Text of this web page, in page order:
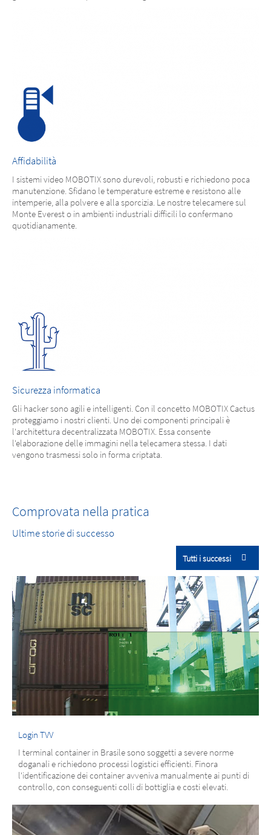
Affidabilità
I sistemi video MOBOTIX sono durevoli, robusti e richiedono poca
manutenzione. Sfidano le temperature estreme e resistono alle
intemperie, alla polvere e alla sporcizia. Le nostre telecamere sul
Monte Everest o in ambienti industriali difficili lo confermano
quotidianamente.
Sicurezza informatica
Gli hacker sono agili e intelligenti. Con il concetto MOBOTIX Cactus
proteggiamo i nostri clienti. Uno dei componenti principali è
l'architettura decentralizzata MOBOTIX. Essa consente
l'elaborazione delle immagini nella telecamera stessa. I dati
vengono trasmessi solo in forma criptata.
Comprovata nella pratica
Ultime storie di successo
Tutti i successi
Login TVV
I terminal container in Brasile sono soggetti a severe norme
doganali e richiedono processi logistici efficienti. Finora
l'identificazione dei container avveniva manualmente ai punti di
controllo, con conseguenti colli di bottiglia e costi elevati.